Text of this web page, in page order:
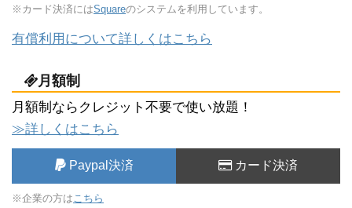
※カード決済にはSquareのシステムを利用しています。
有償利用について詳しくはこちら
月額制
月額制ならクレジット不要で使い放題！
≫詳しくはこちら
Paypal決済 カード決済
※企業の方は こちら